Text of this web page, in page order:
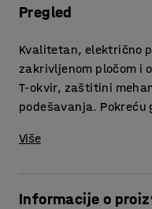
Pregled
Kvalitetan, električno
zakrivljenom pločom i
T-okvir, zaštitini
podešavanja. Pokreću
Više
Informacije o